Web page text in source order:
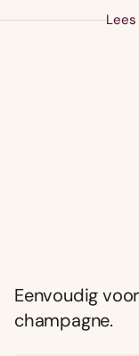
Eenvoudig
champagne.